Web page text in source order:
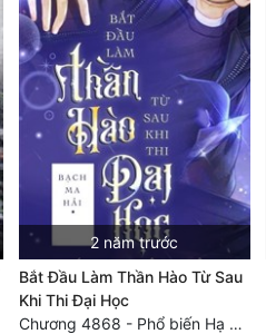
2 năm trước
Bắt Đầu Làm Thần Hào Từ Sau
Khi Thi Đại Học
Chương 4868 - Phổ biến Hạ Quốc tệ!